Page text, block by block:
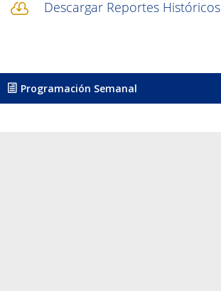
 Descargar Reportes Históricos
Programación Semanal